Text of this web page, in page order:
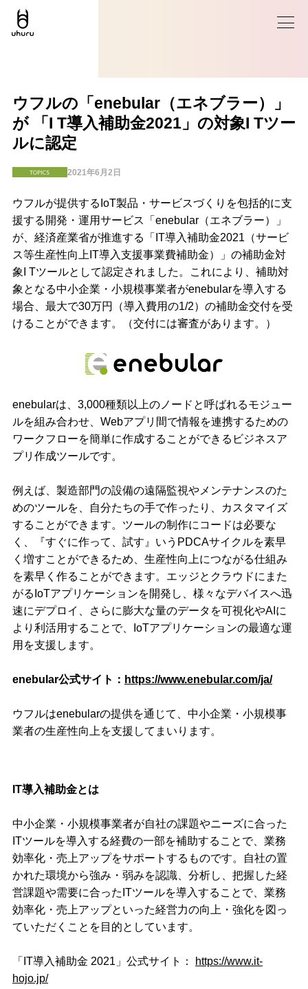
ウフルの「enebular（エネブラー）」
が 「I T導入補助金2021」の対象I Tツー
ルに認定
TOPICS 2021年6月2日
ウフルが提供するIoT製品・サービスづくりを包括的に支
援する開発・運用サービス「enebular（エネブラー）」
が、経済産業省が推進する「IT導入補助金2021（サービ
ス等生産性向上IT導入支援事業費補助金）」の補助金対
象I Tツールとして認定されました。これにより、補助対
象となる中小企業・小規模事業者がenebularを導入する
場合、最大で30万円（導入費用の1/2）の補助金交付を受
けることができます。（交付には審査があります。）
enebularは、3,000種類以上のノードと呼ばれるモジュー
ルを組み合わせ、Webアプリ間で情報を連携するための
ワークフローを簡単に作成することができるビジネスア
プリ作成ツールです。
例えば、製造部門の設備の遠隔監視やメンテナンスのた
めのツールを、自分たちの手で作ったり、カスタマイズ
することができます。ツールの制作にコードは必要な
く、『すぐに作って、試す』いうPDCAサイクルを素早
く増すことができるため、生産性向上につながる仕組み
を素早く作ることができます。エッジとクラウドにまた
がるIoTアプリケーションを開発し、様々なデバイスへ迅
速にデプロイ、さらに膨大な量のデータを可視化やAIに
より利活用することで、IoTアプリケーションの最適な運
用を支援します。
enebular公式サイト： https://www.enebular.com/ja/
ウフルはenebularの提供を通じて、中小企業・小規模事
業者の生産性向上を支援してまいります。
IT導入補助金とは
中小企業・小規模事業者が自社の課題やニーズに合った
ITツールを導入する経費の一部を補助することで、業務
効率化・売上アップをサポートするものです。自社の置
かれた環境から強み・弱みを認識、分析し、把握した経
営課題や需要に合ったITツールを導入することで、業務
効率化・売上アップといった経営力の向上・強化を図っ
ていただくことを目的としています。
「IT導入補助金 2021」公式サイト：
https://www.it-
hojo.jp/